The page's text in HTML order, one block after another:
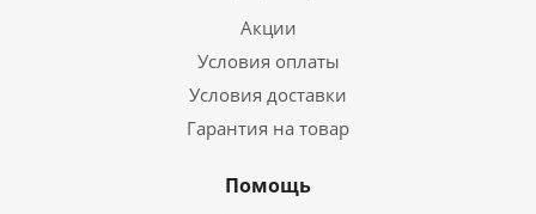
Акции
Условия оплаты
Условия доставки
Гарантия на товар
Помощь